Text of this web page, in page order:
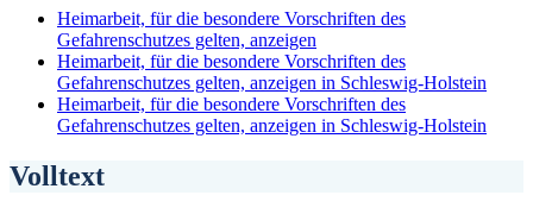
Heimarbeit, für die besondere Vorschriften des
Gefahrenschutzes gelten, anzeigen
Heimarbeit, für die besondere Vorschriften des
Gefahrenschutzes gelten, anzeigen in Schleswig-Holstein
Heimarbeit, für die besondere Vorschriften des
Gefahrenschutzes gelten, anzeigen in Schleswig-Holstein
Volltext